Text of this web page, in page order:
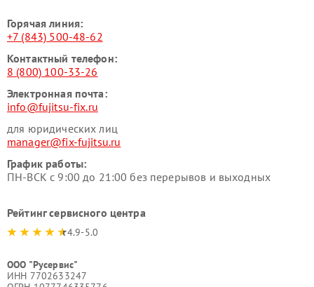
Горячая линия:
+7 (843) 500-48-62
Контактный телефон:
8 (800) 100-33-26
Электронная почта:
info@fujitsu-fix.ru
для юридических лиц
manager@fix-fujitsu.ru
График работы:
ПН-ВСК с 9:00 до 21:00 без перерывов и выходных
Рейтинг сервисного центра
4.9-5.0
ООО "Русервис"
ИНН 7702633247